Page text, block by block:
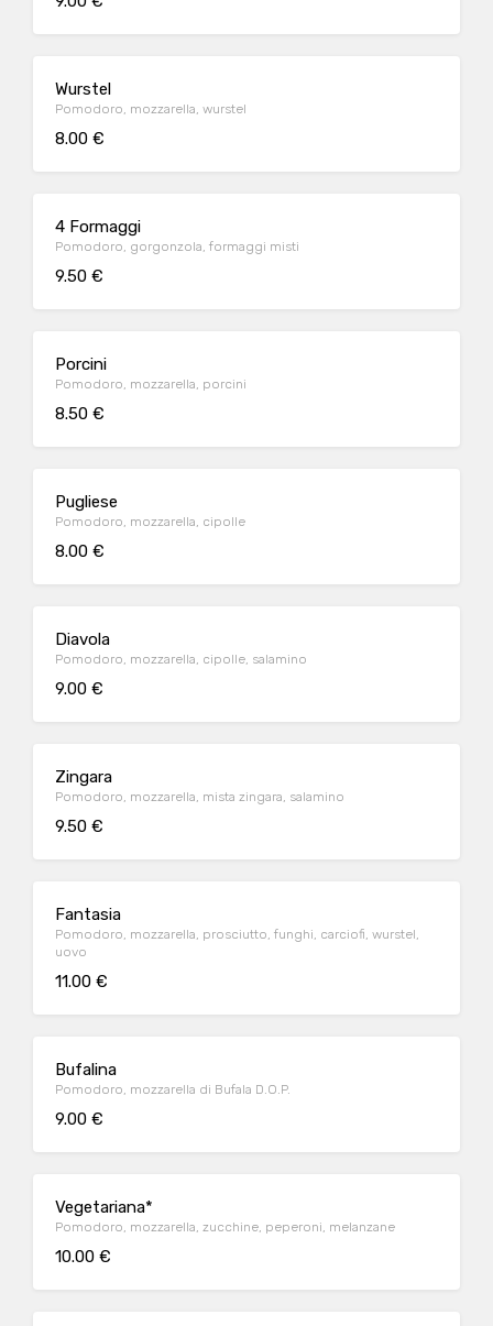
Wurstel
Pomodoro, mozzarella, wurstel
8.00 €
4 Formaggi
Pomodoro, gorgonzola, formaggi misti
9.50 €
Porcini
Pomodoro, mozzarella, porcini
8.50 €
Pugliese
Pomodoro, mozzarella, cipolle
8.00 €
Diavola
Pomodoro, mozzarella, cipolle, salamino
9.00 €
Zingara
Pomodoro, mozzarella, mista zingara, salamino
9.50 €
Fantasia
Pomodoro, mozzarella, prosciutto, funghi, carciofi, wurstel,
uovo
11.00 €
Bufalina
Pomodoro, mozzarella di Bufala D.O.P.
9.00 €
Vegetariana*
Pomodoro, mozzarella, zucchine, peperoni, melanzane
10.00 €